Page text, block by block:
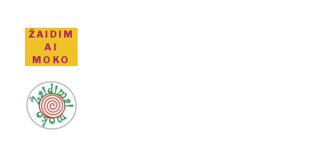
ŽAIDIM
AI
MOKO